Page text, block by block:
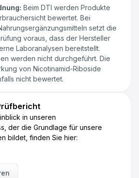
Beim DTI werden Produkte
bewertet. Bei
setzt die
voraus, dass der Hersteller
Laboranalysen bereitstellt.
werden nicht durchgeführt. Die
von Nicotinamid-Riboside
nicht bewertet.
in unseren
der die Grundlage für unsere
bildet, finden Sie hier: